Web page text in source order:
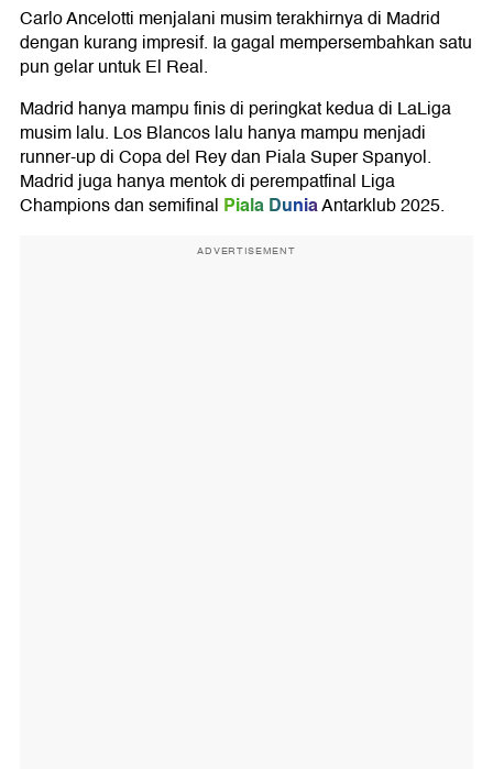
Carlo Ancelotti menjalani musim terakhirnya di Madrid
dengan kurang impresif. Ia gagal mempersembahkan satu
pun gelar untuk El Real.
Madrid hanya mampu finis di peringkat kedua di LaLiga
musim lalu. Los Blancos lalu hanya mampu menjadi
runner-up di Copa del Rey dan Piala Super Spanyol.
Madrid juga hanya mentok di perempatfinal Liga
Champions dan semifinal Piala DuniaAntarklub 2025.
ADVERTISEMENT